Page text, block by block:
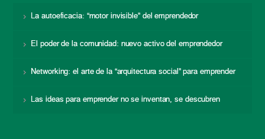
La autoeficacia: “motor invisible” del emprendedor
El poder de la comunidad: nuevo activo del emprendedor
Networking: el arte de la “arquitectura social” para emprender
Las ideas para emprender no se inventan, se descubren